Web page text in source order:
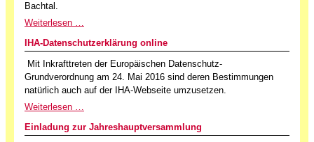
Bachtal.
Weiterlesen …
IHA-Datenschutzerklärung online
Mit Inkrafttreten der Europäischen Datenschutz-
Grundverordnung am 24. Mai 2016 sind deren Bestimmungen
natürlich auch auf der IHA-Webseite umzusetzen.
Weiterlesen …
Einladung zur Jahreshauptversammlung